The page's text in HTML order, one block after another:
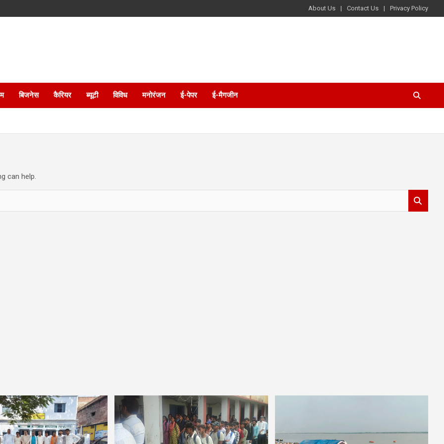
About Us Contact Us Privacy Policy
बिजनेस कैरियर ब्यूटी विविध मनोरंजन ई-पेपर ई-मैगजीन
can help.